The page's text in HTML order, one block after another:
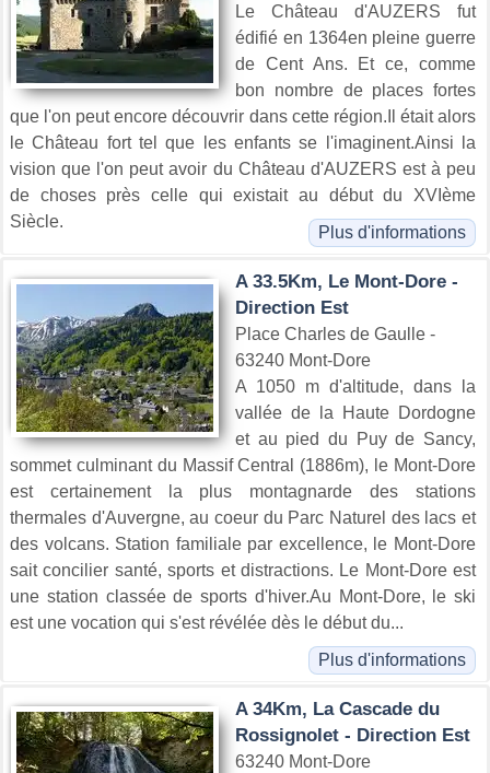
Le Château d'AUZERS fut
édifié en 1364en pleine guerre
de Cent Ans. Et ce, comme
bon nombre de places fortes
que l'on peut encore découvrir dans cette région.Il était alors
le Château fort tel que les enfants se l'imaginent.Ainsi la
vision que l'on peut avoir du Château d'AUZERS est à peu
de choses près celle qui existait au début du XVIème
Siècle.
Plus d'informations
A 33.5Km, Le Mont-Dore -
Direction Est
Place Charles de Gaulle -
63240 Mont-Dore
A 1050 m d'altitude, dans la
vallée de la Haute Dordogne
et au pied du Puy de Sancy,
sommet culminant du Massif Central (1886m), le Mont-Dore
est certainement la plus montagnarde des stations
thermales d'Auvergne, au coeur du Parc Naturel des lacs et
des volcans. Station familiale par excellence, le Mont-Dore
sait concilier santé, sports et distractions. Le Mont-Dore est
une station classée de sports d'hiver.Au Mont-Dore, le ski
est une vocation qui s'est révélée dès le début du...
Plus d'informations
A 34Km, La Cascade du
Rossignolet - Direction Est
63240 Mont-Dore